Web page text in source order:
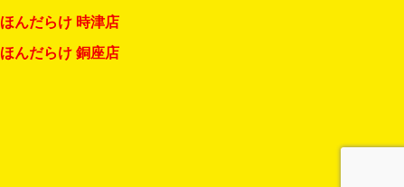
ほんだらけ 時津店
ほんだらけ 銅座店